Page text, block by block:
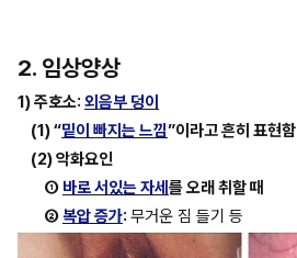
2. 임상양상
1) 주호소: 외음부 덩이
(1) “밑이 빠지는 느낌”이라고 흔히 표현함
(2) 악화요인
① 바로 서있는 자세 를 오래 취할 때
② 복압 증가: 무거운 짐 들기 등